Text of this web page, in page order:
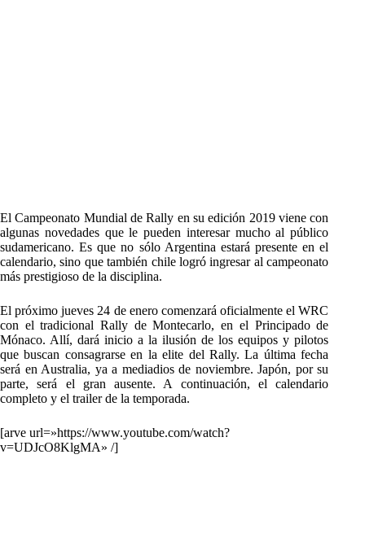
El Campeonato Mundial de Rally en su edición 2019 viene con
algunas novedades que le pueden interesar mucho al público
sudamericano. Es que no sólo Argentina estará presente en el
calendario, sino que también chile logró ingresar al campeonato
más prestigioso de la disciplina.
El próximo jueves 24 de enero comenzará oficialmente el WRC
con el tradicional Rally de Montecarlo, en el Principado de
Mónaco. Allí, dará inicio a la ilusión de los equipos y pilotos
que buscan consagrarse en la elite del Rally. La última fecha
será en Australia, ya a mediadios de noviembre. Japón, por su
parte, será el gran ausente. A continuación, el calendario
completo y el trailer de la temporada.
[arve url=»https://www.youtube.com/watch?
v=UDJcO8KlgMA» /]